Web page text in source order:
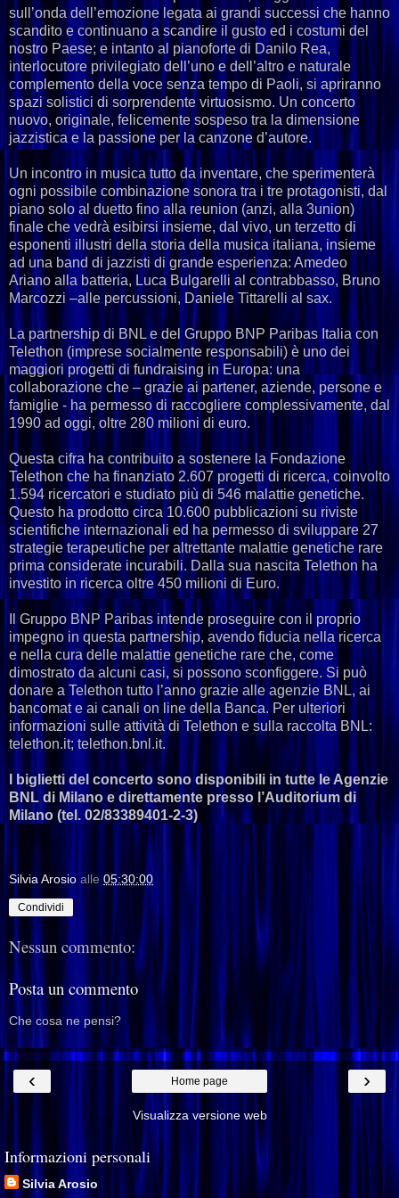
sull’onda dell’emozione legata ai grandi successi che hanno
scandito e continuano a scandire il gusto ed i costumi del
nostro Paese; e intanto al pianoforte di Danilo Rea,
interlocutore privilegiato dell’uno e dell’altro e naturale
complemento della voce senza tempo di Paoli, si apriranno
spazi solistici di sorprendente virtuosismo. Un concerto
nuovo, originale, felicemente sospeso tra la dimensione
jazzistica e la passione per la canzone d’autore.
Un incontro in musica tutto da inventare, che sperimenterà
ogni possibile combinazione sonora tra i tre protagonisti, dal
piano solo al duetto fino alla reunion (anzi, alla 3union)
finale che vedrà esibirsi insieme, dal vivo, un terzetto di
esponenti illustri della storia della musica italiana, insieme
ad una band di jazzisti di grande esperienza: Amedeo
Ariano alla batteria, Luca Bulgarelli al contrabbasso, Bruno
Marcozzi –alle percussioni, Daniele Tittarelli al sax.
La partnership di BNL e del Gruppo BNP Paribas Italia con
Telethon (imprese socialmente responsabili) è uno dei
maggiori progetti di fundraising in Europa: una
collaborazione che – grazie ai partener, aziende, persone e
famiglie - ha permesso di raccogliere complessivamente, dal
1990 ad oggi, oltre 280 milioni di euro.
Questa cifra ha contribuito a sostenere la Fondazione
Telethon che ha finanziato 2.607 progetti di ricerca, coinvolto
1.594 ricercatori e studiato più di 546 malattie genetiche.
Questo ha prodotto circa 10.600 pubblicazioni su riviste
scientifiche internazionali ed ha permesso di sviluppare 27
strategie terapeutiche per altrettante malattie genetiche rare
prima considerate incurabili. Dalla sua nascita Telethon ha
investito in ricerca oltre 450 milioni di Euro.
Il Gruppo BNP Paribas intende proseguire con il proprio
impegno in questa partnership, avendo fiducia nella ricerca
e nella cura delle malattie genetiche rare che, come
dimostrato da alcuni casi, si possono sconfiggere. Si può
donare a Telethon tutto l’anno grazie alle agenzie BNL, ai
bancomat e ai canali on line della Banca. Per ulteriori
informazioni sulle attività di Telethon e sulla raccolta BNL:
telethon.it; telethon.bnl.it.
I biglietti del concerto sono disponibili in tutte le Agenzie
BNL di Milano e direttamente presso l’Auditorium di
Milano (tel. 02/83389401-2-3)
Silvia Arosio alle 05:30:00
Condividi
Nessun commento:
Posta un commento
Che cosa ne pensi?
‹ ›
Home page
Visualizza versione web
Informazioni personali
Silvia Arosio